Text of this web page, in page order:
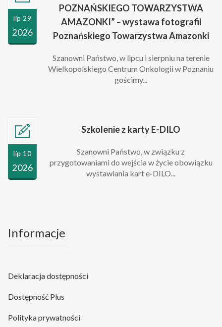
lip 29
2026
POZNAŃSKIEGO TOWARZYSTWA
AMAZONKI” – wystawa fotografii
Poznańskiego Towarzystwa Amazonki
Szanowni Państwo, w lipcu i sierpniu na terenie
Wielkopolskiego Centrum Onkologii w Poznaniu
gościmy...
lip 10
2026
Szkolenie z karty E-DILO
Szanowni Państwo, w związku z
przygotowaniami do wejścia w życie obowiązku
wystawiania kart e-DILO...
Informacje
Deklaracja dostępności
Dostępność Plus
Polityka prywatności